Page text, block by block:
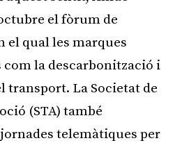
el fòrum de
el qual les marques
com la descarbonització i
transport. La Societat de
(STA) també
telemàtiques per